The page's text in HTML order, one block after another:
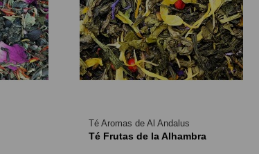
Té Aromas de Al Andalus
Té Frutas de la Alhambra